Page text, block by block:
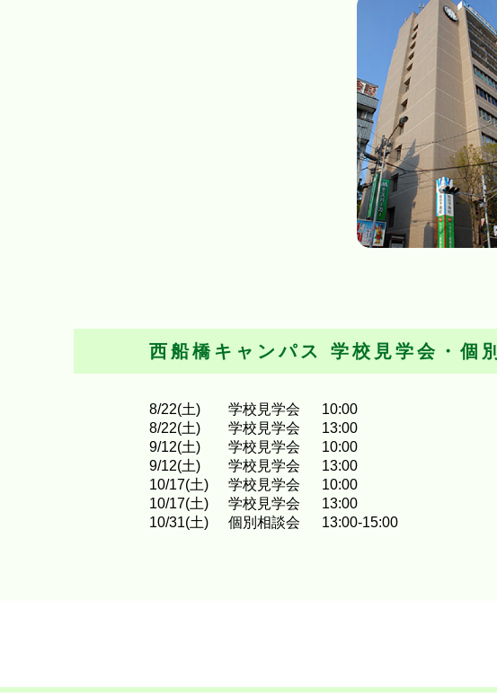
西船橋キャンパス 学校見学会・個
8/22(土) 学校見学会
10:00
8/22(土) 学校見学会
13:00
9/12(土) 学校見学会
10:00
9/12(土) 学校見学会
13:00
10/17(土) 学校見学会
10:00
10/17(土) 学校見学会
13:00
10/31(土) 個別相談会 13:00-15:00